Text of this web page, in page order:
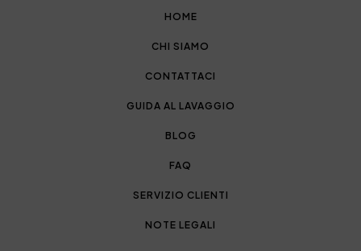
HOME
CHI SIAMO
CONTATTACI
GUIDA AL LAVAGGIO
BLOG
FAQ
SERVIZIO CLIENTI
NOTE LEGALI